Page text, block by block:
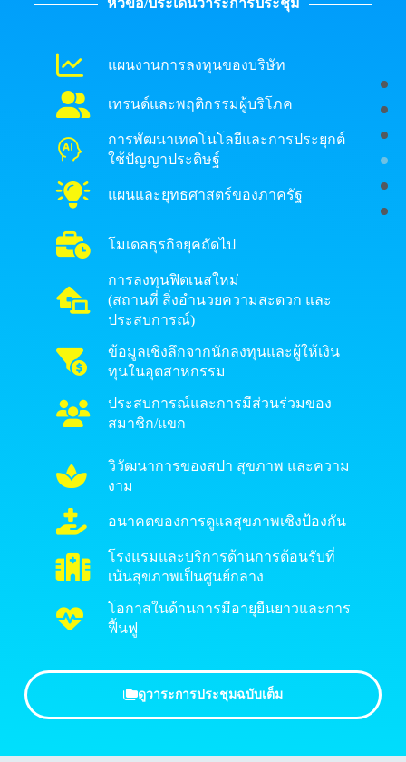
หัวข้อ/ประเด็นวาระการประชุม
แผนงานการลงทุนของบริษัท
เทรนด์และพฤติกรรมผู้บริโภค
การพัฒนาเทคโนโลยีและการประยุกต์
ใช้ปัญญาประดิษฐ์
แผนและยุทธศาสตร์ของภาครัฐ
โมเดลธุรกิจยุคถัดไป
การลงทุนฟิตเนสใหม่
(สถานที่ สิ่งอำนวยความสะดวก และ
ประสบการณ์)
ข้อมูลเชิงลึกจากนักลงทุนและผู้ให้เงิน
ทุนในอุตสาหกรรม
ประสบการณ์และการมีส่วนร่วมของ
สมาชิก/แขก
วิวัฒนาการของสปา สุขภาพ และความ
งาม
อนาคตของการดูแลสุขภาพเชิงป้องกัน
โรงแรมและบริการด้านการต้อนรับที่
เน้นสุขภาพเป็นศูนย์กลาง
โอกาสในด้านการมีอายุยืนยาวและการ
ฟื้นฟู
ดูวาระการประชุมฉบับเต็ม